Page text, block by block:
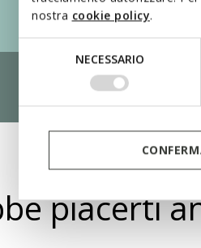
nostra cookie policy.
NECESSARIO
piacerti